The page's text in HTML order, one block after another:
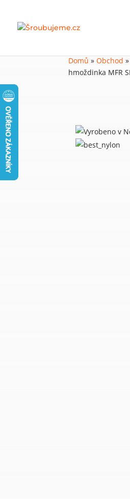
Domů »Obchod »
hmoždinka MFR